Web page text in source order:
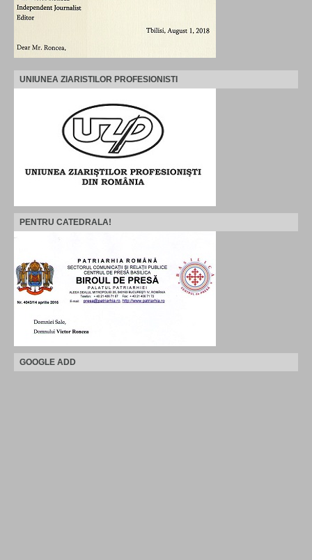
UNIUNEA ZIARISTILOR PROFESIONISTI
PENTRU CATEDRALA!
GOOGLE ADD